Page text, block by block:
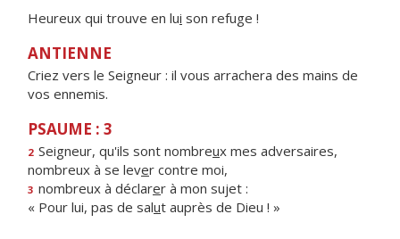
Heureux qui trouve en lui son refuge !
ANTIENNE
Criez vers le Seigneur : il vous arrachera des mains de
vos ennemis.
PSAUME : 3
2 Seigneur, qu'ils sont nombreux mes adversaires,
nombreux à se lever contre moi,
3 nombreux à déclarer à mon sujet :
« Pour lui, pas de salut auprès de Dieu ! »